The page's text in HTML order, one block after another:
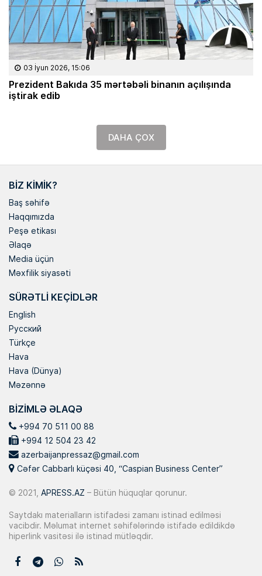
03 İyun 2026, 15:06
Prezident Bakıda 35 mərtəbəli binanın açılışında
iştirak edib
DAHA ÇOX
BIZ KIMIK?
Baş səhifə
Haqqımızda
Peşə etikası
Əlaqə
Media üçün
Məxfilik siyasəti
SÜRƏTLI KEÇIDLƏR
English
Русский
Türkçe
Hava
Hava (Dünya)
Məzənnə
BIZIMLƏ ƏLAQƏ
+994 70 511 00 88
+994 12 504 23 42
azerbaijanpressaz@gmail.com
Cəfər Cabbarlı küçəsi 40, “Caspian Business Center”
© 2021, APRESS.AZ – Bütün hüquqlar qorunur.
Saytdakı materialların istifadəsi zamanı istinad edilməsi
vacibdir. Məlumat internet səhifələrində istifadə edildikdə
hiperlink vasitəsi ilə istinad mütləqdir.